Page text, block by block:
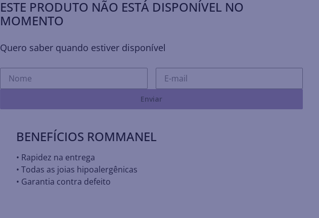
ESTE PRODUTO NÃO ESTÁ DISPONÍVEL NO
MOMENTO
Quero saber quando estiver disponível
Enviar
BENEFÍCIOS ROMMANEL
• Rapidez na entrega
• Todas as joias hipoalergênicas
• Garantia contra defeito